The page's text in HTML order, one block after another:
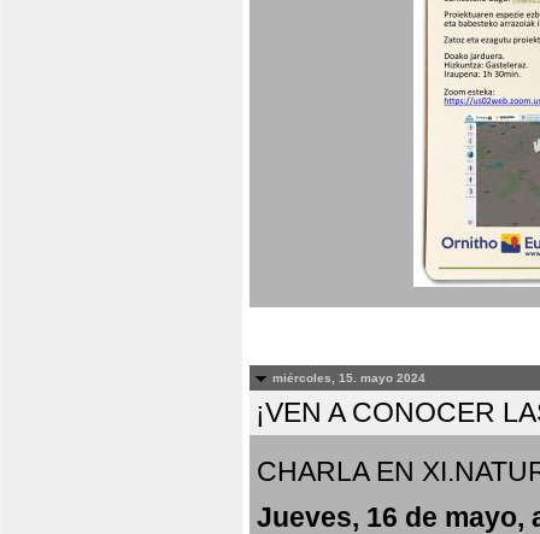
miércoles, 15. mayo 2024
¡VEN A CONOCER
CHARLA EN
Jueves, 16 de mayo,